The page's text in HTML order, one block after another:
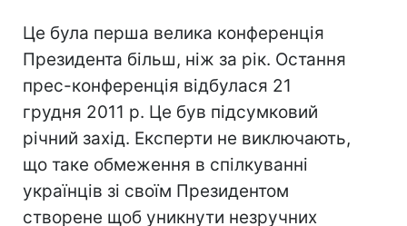
Це була перша велика конференція
Президента більш, ніж за рік. Остання
прес-конференція відбулася 21
грудня 2011 р. Це був підсумковий
річний захід. Експерти не виключають,
що таке обмеження в спілкуванні
українців зі своїм Президентом
створене щоб уникнути незручних